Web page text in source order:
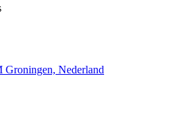
Groningen, Nederland